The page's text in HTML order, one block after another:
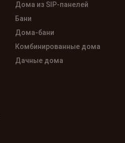
Дома из SIP-панелей
Бани
Дома-бани
Комбинированные дома
Дачные дома